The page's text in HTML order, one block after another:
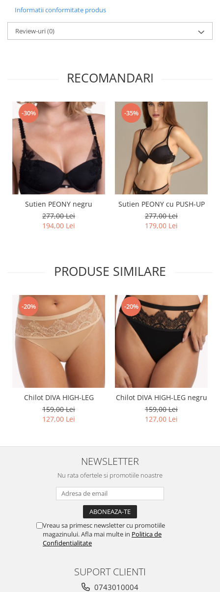
Informatii conformitate produs
Review-uri(0)
RECOMANDARI
-30%
Sutien PEONY negru
277,00 Lei
194,00 Lei
-35%
Sutien PEONY cu PUSH-UP
277,00 Lei
179,00 Lei
PRODUSE SIMILARE
-20%
Chilot DIVA HIGH-LEG
159,00 Lei
127,00 Lei
-20%
Chilot DIVA HIGH-LEG negru
159,00 Lei
127,00 Lei
NEWSLETTER
Nu rata ofertele si promotiile noastre
Vreau sa primesc newsletter cu promotiile
magazinului. Afla mai multe in Politica de
Confidentialitate
SUPORT CLIENTI
0743010004